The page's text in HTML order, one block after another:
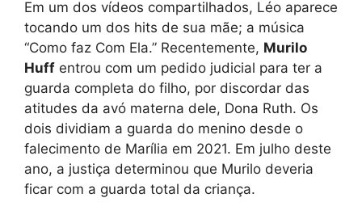
Em um dos vídeos compartilhados, Léo aparece
tocando um dos hits de sua mãe; a música
“Como faz Com Ela.” Recentemente, Murilo
Huff entrou com um pedido judicial para ter a
guarda completa do filho, por discordar das
atitudes da avó materna dele, Dona Ruth. Os
dois dividiam a guarda do menino desde o
falecimento de Marília em 2021. Em julho deste
ano, a justiça determinou que Murilo deveria
ficar com a guarda total da criança.